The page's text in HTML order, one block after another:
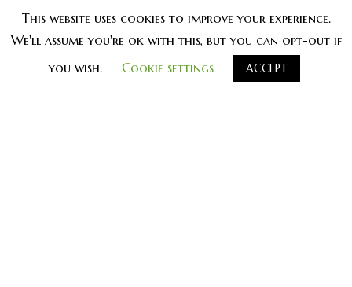
knjiga knjige kontrast_knjige
This website uses cookies to improve your experience.
We'll assume you're ok with this, but you can opt-out if
you wish.
Cookie settings ACCEPT